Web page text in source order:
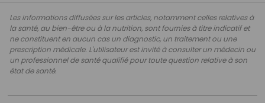
Les informations diffusées sur les articles, notamment celles relatives à
la santé, au bien-être ou à la nutrition, sont fournies à titre indicatif et
ne constituent en aucun cas un diagnostic, un traitement ou une
prescription médicale. L'utilisateur est invité à consulter un médecin ou
un professionnel de santé qualifié pour toute question relative à son
état de santé.